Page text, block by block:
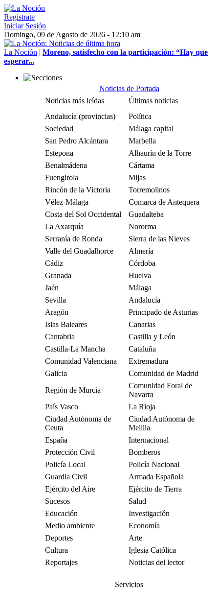
Regístrate
Iniciar Sesión
Domingo, 09 de Agosto de 2026 - 12:10 am
La Noción | Moreno, satisfecho con la participación: “Hay que
esperar...
Noticias de Portada
Noticias más leídas
Últimas noticias
Andalucía (provincias)
Política
Sociedad
Málaga capital
San Pedro Alcántara
Marbella
Estepona
Alhaurín de la Torre
Benalmádena
Cártama
Fuengirola
Mijas
Rincón de la Victoria
Torremolinos
Vélez-Málaga
Comarca de Antequera
Costa del Sol Occidental
Guadalteba
La Axarquía
Nororma
Serranía de Ronda
Sierra de las Nieves
Valle del Guadalhorce
Almería
Cádiz
Córdoba
Granada
Huelva
Jaén
Málaga
Sevilla
Andalucía
Aragón
Principado de Asturias
Islas Baleares
Canarias
Cantabria
Castilla y León
Castilla-La Mancha
Cataluña
Comunidad Valenciana
Extremadura
Galicia
Comunidad de Madrid
Región de Murcia
Comunidad Foral de
Navarra
País Vasco
La Rioja
Ciudad Autónoma de
Ceuta
Ciudad Autónoma de
Melilla
España
Internacional
Protección Civil
Bomberos
Policía Local
Policía Nacional
Guardia Civil
Armada Española
Ejército del Aire
Ejército de Tierra
Sucesos
Salud
Educación
Investigación
Medio ambiente
Economía
Deportes
Arte
Cultura
Iglesia Católica
Reportajes
Noticias del lector
Servicios